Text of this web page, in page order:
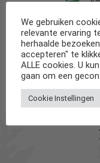
We gebruiken
relevante ervaring
herhaalde
accepteren" te
ALLE cookies. U
gaan om een
Cookie Instellingen